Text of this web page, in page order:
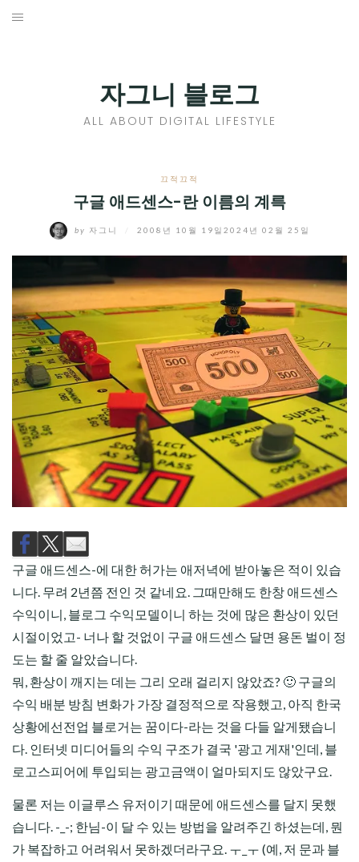
Skip
자그니 블로그
ALL ABOUT DIGITAL LIFESTYLE
끄적끄적
구글 애드센스-란 이름의 계륵
by 자그니 2008년 10월 19일 2024년 02월 25일
구글 애드센스-에 대한 허가는 애저녁에 받아놓은 적이 있습
니다. 무려 2년쯤 전인 것 같네요. 그때만해도 한창 애드센스
수익이니, 블로그 수익모델이니 하는 것에 많은 환상이 있던
시절이었고- 너나 할 것없이 구글 애드센스 달면 용돈 벌이 정
도는 할 줄 알았습니다.
뭐, 환상이 깨지는 데는 그리 오래 걸리지 않았죠? 🙂 구글의
수익 배분 방침 변화가 가장 결정적으로 작용했고, 아직 한국
상황에선전업 블로거는 꿈이다-라는 것을 다들 알게됐습니
다. 인터넷 미디어들의 수익 구조가 결국 '광고 게재'인데, 블
로고스피어에 투입되는 광고금액이 얼마되지도 않았구요.
물론 저는 이글루스 유저이기 때문에 애드센스를 달지 못했
습니다. -_-; 한님-이 달 수 있는 방법을 알려주긴 하셨는데, 뭔
가 복잡하고 어려워서 못하겠더라구요. ㅜ_ㅜ (예, 저 문과 블
CHILD
MENU
디지털트렌드
디지털라이프
CHILD
MENU
EXPAND
CHILD
MENU
제품리뷰
EXPAND
CHILD
MENU